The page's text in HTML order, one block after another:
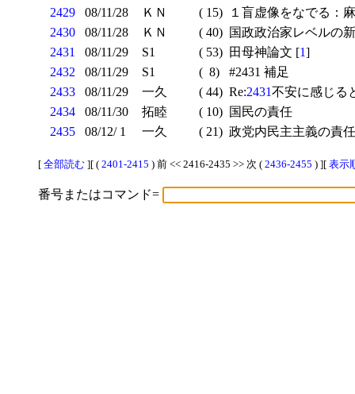
2429
08/11/28 ＫＮ ( 15)
１盲虚像をなでる：
2430
08/11/28 ＫＮ ( 40) 国政政治家レベルの
2431
08/11/29 S1 ( 53) 田母神論文 [1]
2432
08/11/29 S1 ( 8)
#2431 補足
2433
08/11/29 一久 ( 44) Re:2431不安に感じる
2434
08/11/30 拓睦 ( 10) 国民の責任
2435
08/12/ 1 一久 ( 21) 政党内民主主義の責任
[ 全部読む ][ ( 2401-2415 ) 前 << 2416-2435 >> 次 ( 2436-2455 ) ][ 表示
番号またはコマンド=